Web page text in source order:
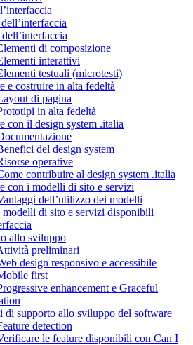
di composizione
interattivi
testuali (microtesti)
e costruire in alta fedeltà
di pagina
in alta fedeltà
con il design system .italia
del design system
operative
contribuire al design system .italia
con i modelli di sito e servizi
dell’utilizzo dei modelli
modelli di sito e servizi disponibili
allo sviluppo
preliminari
design responsivo e accessibile
first
enhancement e Graceful
di supporto allo sviluppo del software
detection
le feature disponibili con Can I